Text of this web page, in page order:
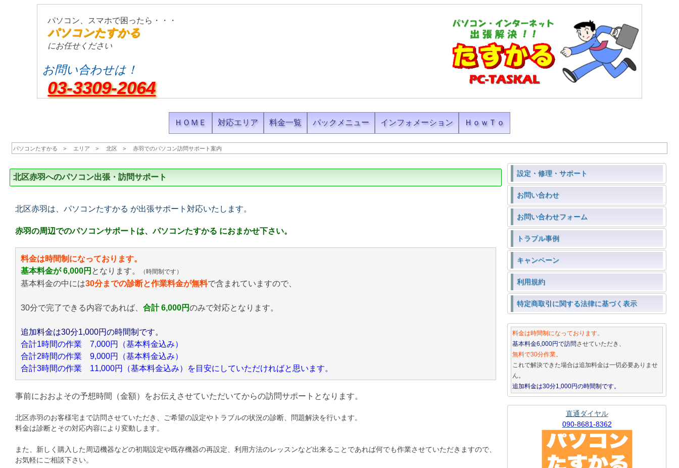
パソコン、スマホで困ったら・・・
パソコンたすかる
にお任せください
お問い合わせは！
03-3309-2064
ＨＯＭＥ 対応エリア 料金一覧 パックメニュー インフォメーション ＨｏｗＴｏ
パソコンたすかる エリア 北区 赤羽でのパソコン訪問サポート案内
北区赤羽へのパソコン出張・訪問サポート
北区赤羽は、パソコンたすかる が出張サポート対応いたします。
赤羽の周辺でのパソコンサポートは、パソコンたすかる におまかせ下さい。
料金は時間制になっております。
基本料金が 6,000円 となります。 （時間制です）
基本料金の中には30分までの診断と作業料金が無料で含まれていますので、
30分で完了できる内容であれば、 合計 6,000円のみで対応となります。
追加料金は30分1,000円の時間制です。
合計1時間の作業 7,000円（基本料金込み）
合計2時間の作業 9,000円（基本料金込み）
合計3時間の作業 11,000円（基本料金込み）を目安にしていただければと思います。
事前におおよその予想時間（金額）をお伝えさせていただいてからの訪問サポートとなります。
北区赤羽のお客様宅まで訪問させていただき、ご希望の設定やトラブルの状況の診断、問題解決を行います。
料金は診断とその対応内容により変動します。
また、新しく購入した周辺機器などの初期設定や既存機器の再設定、利用方法のレッスンなど出来ることであれば何でも作業させていただきますので、
お気軽にご相談下さい。
設定・修理・サポート
お問い合わせ
お問い合わせフォーム
トラブル事例
キャンペーン
利用規約
特定商取引に関する法律に基づく表示
料金は時間制になっております。
基本料金6,000円で訪問させていただき、
無料で30分作業。
これで解決できた場合は追加料金は一切必要ありませ
ん。
追加料金は30分1,000円の時間制です。
直通ダイヤル
090-8681-8362